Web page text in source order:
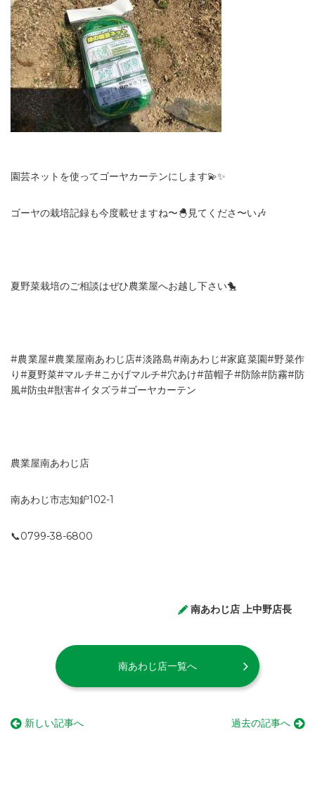
園芸ネットを使ってゴーヤカーテンにします💫✨
ゴーヤの栽培記録も今度載せますね〜🐣見てくださ〜い🎶
夏野菜栽培のご相談はぜひ農業屋へお越し下さい🐤
#農業屋#農業屋南あわじ店#淡路島#南あわじ#家庭菜園#野菜作
り#夏野菜#マルチ#こかげマルチ#穴あけ#苗帽子#防除#防霧#防
風#防虫#獣害#イタズラ#ゴーヤカーテン
農業屋南あわじ店
南あわじ市志知鈩102-1
📞0799-38-6800
南あわじ店 上中野店長
南あわじ店一覧へ
新しい記事へ 過去の記事へ